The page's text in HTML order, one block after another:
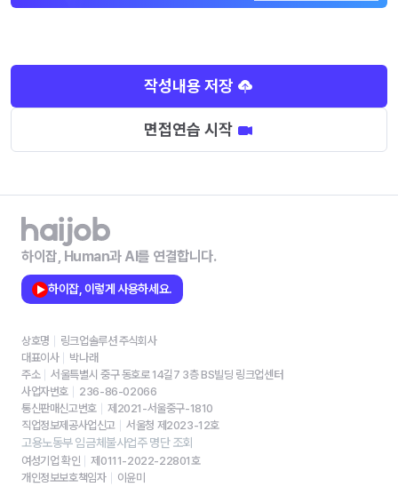
작성내용 저장
면접연습 시작
하이잡, Human과 AI를 연결합니다.
하이잡, 이렇게 사용하세요.
상호명
링크업솔루션 주식회사
대표이사
박나래
주소
서울특별시 중구 동호로 14길7 3층 BS빌딩 링크업센터
사업자번호
236-86-02066
통신판매신고번호
제2021-서울중구-1810
직업정보제공사업신고
서울청 제2023-12호
고용노동부 임금체불사업주 명단 조회
여성기업 확인
제0111-2022-22801호
개인정보보호책임자
이윤미